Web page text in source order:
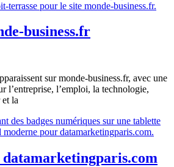
business.fr
sur monde-business.fr, avec une
l’entreprise, l’emploi, la technologie,
et la
datamarketingparis.com